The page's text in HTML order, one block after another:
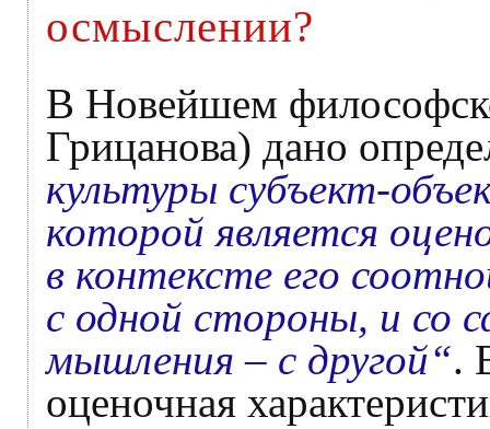
осмыслении?
В Новейшем
Грицанова) дано
культуры субъект-
которой является
в контексте его
с одной стороны, и со
мышления – с другой“.
оценочная